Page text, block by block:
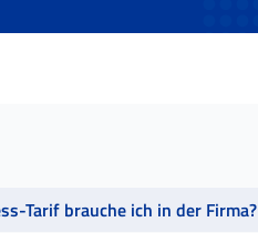
Tarif brauche ich in der Firma?